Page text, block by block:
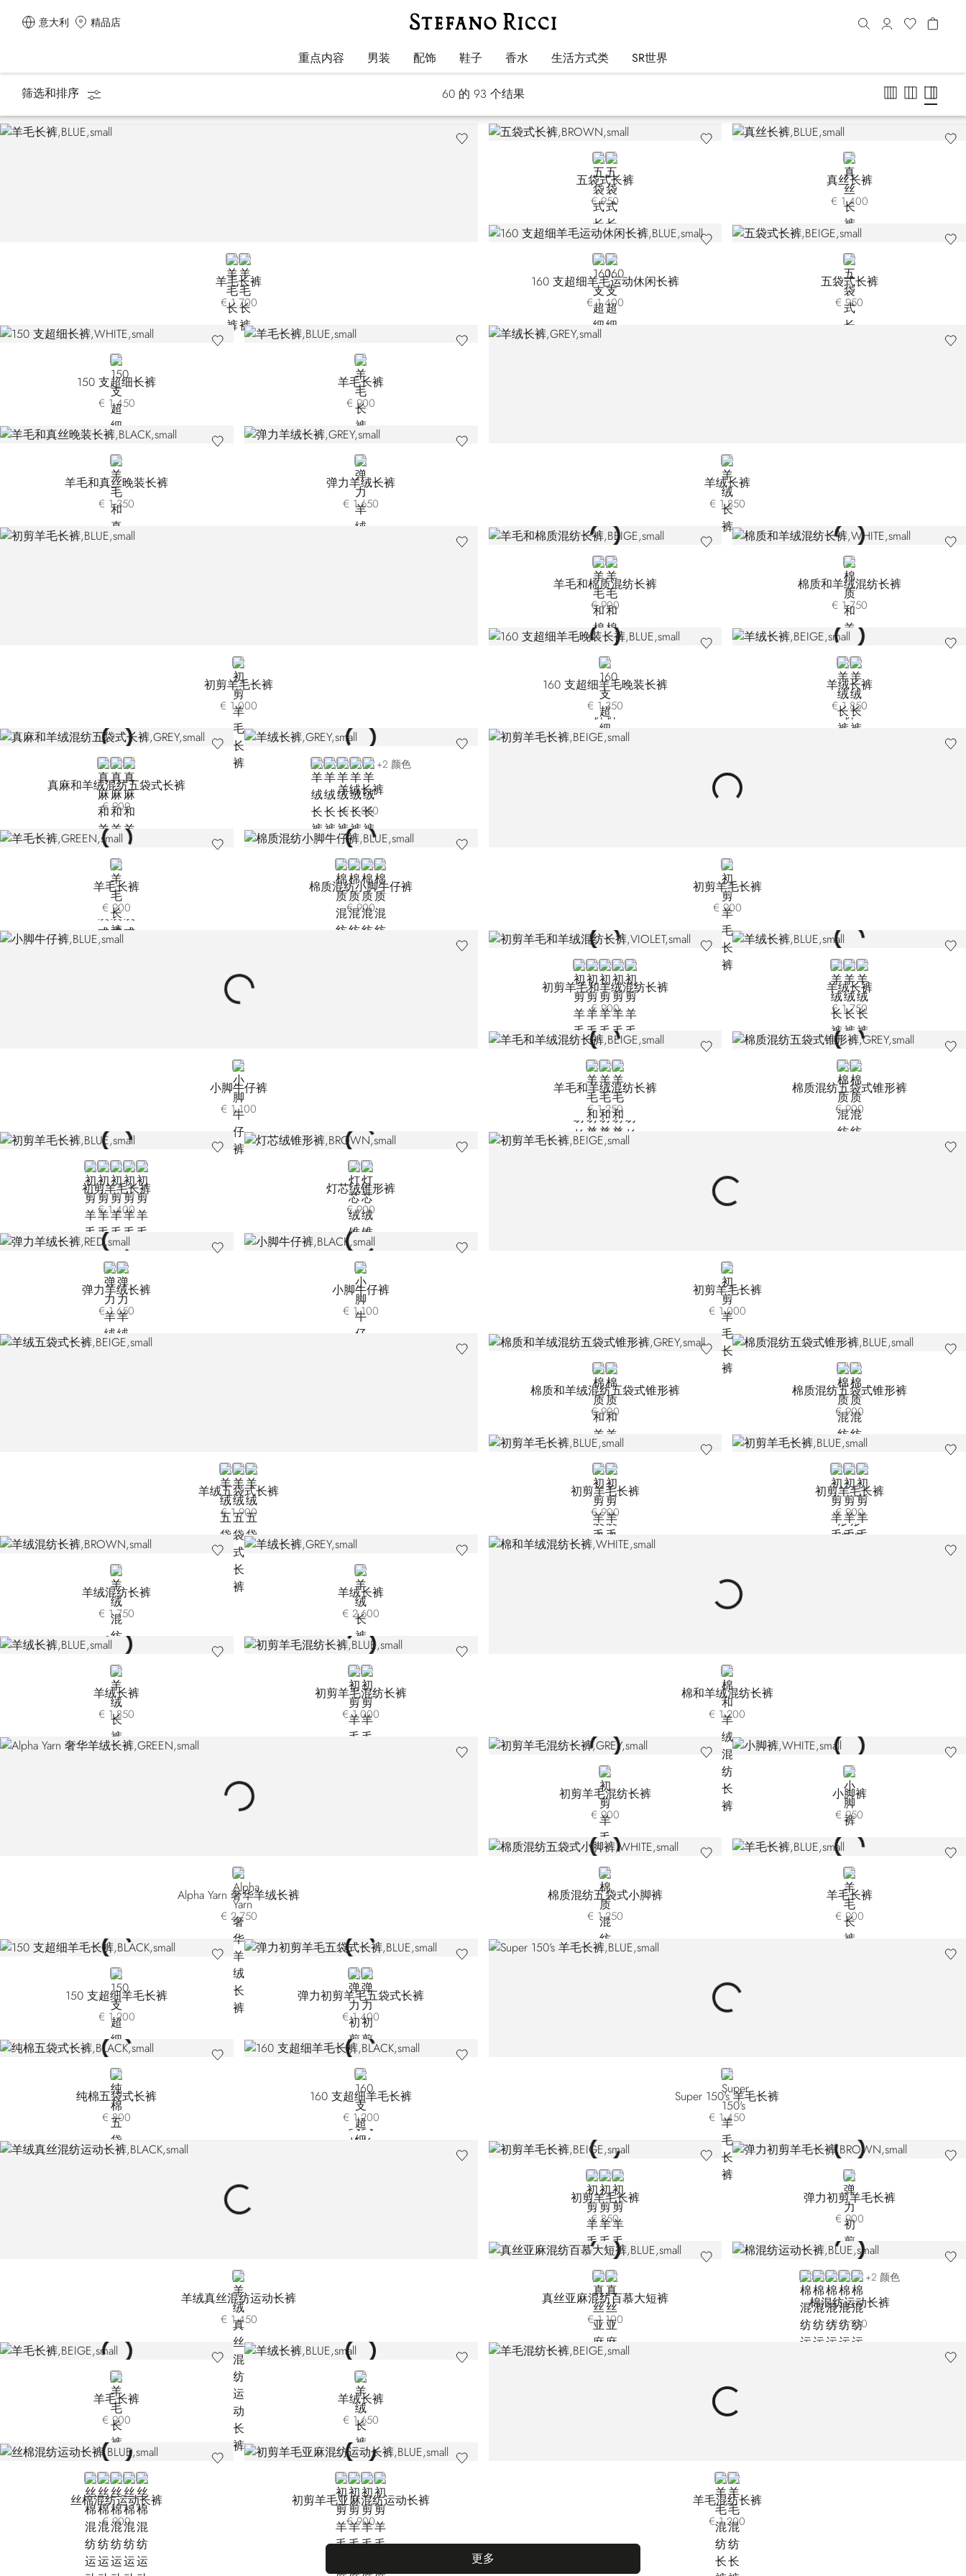
意大利 精品店
重点内容 男装 配饰 鞋子 香水 生活方式类 SR世界
主页 男装
裤子
筛选和排序 60 的 93 个结果
BLUE
GREY
羊毛长裤
€ 1.700
BROWN
BLACK
五袋式长裤
€ 950
BLUE
真丝长裤
€ 1.400
BLUEBLACK
160 支超细羊毛运动休闲长裤
€ 1.400
BEIGE
五袋式长裤
€ 950
WHITE
150 支超细长裤
€ 1.450
BLUE
羊毛长裤
€ 900
GREY
羊绒长裤
€ 1.850
BLACK
羊毛和真丝晚装长裤
€ 1.350
GREY
弹力羊绒长裤
€ 1.650
BLUE
初剪羊毛长裤
€ 1.000
BEIGE
BLUE
羊毛和棉质混纺长裤
€ 900
WHITE
棉质和羊绒混纺长裤
€ 1.750
BLUE
160 支超细羊毛晚装长裤
€ 1.350
BEIGE
BLUE
羊绒长裤
€ 1.850
GREY TMRLY-G021
GREY TMRLY-G028
WHITE
真麻和羊绒混纺五袋式长裤
€ 900
GREYBROWN
BLUEBLACK
BEIGE T006HC-6023
+2 颜色
羊绒长裤
€ 1.850
BEIGE
初剪羊毛长裤
€ 900
GREEN
羊毛长裤
€ 900
BLUEGREYBEIGEBLACK
棉质混纺小脚牛仔裤
€ 900
BLUE
小脚牛仔裤
€ 1.100
VIOLET
BLUE WC001T-5003
BLUE WC001T-5011
BLUE WC001T-503U
BROWN WC001T-819U
初剪羊毛和羊绒混纺长裤
€ 900
BLUEGREENBLACK C0003T-905U
羊绒长裤
€ 1.750
BEIGE
GREY
BLUE
羊毛和羊绒混纺长裤
€ 1.250
GREYBLACK
棉质混纺五袋式锥形裤
€ 900
BLUEGREY T6054-G021
GREY T6054-G028
BROWN
BLACK
初剪羊毛长裤
€ 1.400
BROWN
BLACK
灯芯绒锥形裤
€ 900
BEIGE
初剪羊毛长裤
€ 1.000
REDGREEN
弹力羊绒长裤
€ 1.650
BLACK
小脚牛仔裤
€ 1.100
BEIGE
BLACKBLUE T006HC-9171
羊绒五袋式长裤
€ 1.900
GREYWHITE
棉质和羊绒混纺五袋式锥形裤
€ 900
BLUEBEIGE
棉质混纺五袋式锥形裤
€ 900
BLUE W610-022
BEIGE
初剪羊毛长裤
€ 900
BLUEGREY T6054-G021
BLACK
初剪羊毛长裤
€ 900
BROWN
羊绒混纺长裤
€ 1.750
GREY
羊绒长裤
€ 2.600
WHITE
棉和羊绒混纺长裤
€ 1.200
BLUE
羊绒长裤
€ 1.850
BLUE
GREY
初剪羊毛混纺长裤
€ 1.000
GREEN
Alpha Yarn 奢华羊绒长裤
€ 2.750
GREY
初剪羊毛混纺长裤
€ 900
WHITE
小脚裤
€ 950
WHITE
棉质混纺五袋式小脚裤
€ 1.250
BLUE W609-021
羊毛长裤
€ 900
BLACK
150 支超细羊毛长裤
€ 1.200
BLUEBROWN T7750-M044
弹力初剪羊毛五袋式长裤
€ 1.400
BLUE
Super 150's 羊毛长裤
€ 1.450
BLACK
纯棉五袋式长裤
€ 800
BLACK
160 支超细羊毛长裤
€ 1.200
BLACK
羊绒真丝混纺运动长裤
€ 1.450
BEIGE
GREEN
BLUE
初剪羊毛长裤
€ 850
BROWN
弹力初剪羊毛长裤
€ 900
BLUEWHITE
真丝亚麻混纺百慕大短裤
€ 1.100
BLUE TR129P-B010
BLUE TR129P-B049
BEIGE
BLACK
GREEN
+2 颜色
棉混纺运动长裤
€ 1.100
BEIGE
羊毛长裤
€ 900
BLUE
羊绒长裤
€ 1.650
BEIGE
BLUE
羊毛混纺长裤
€ 1.200
BLUE TFANT-B010
BROWN
BLUE TFANT-B049
BLACKWHITE
丝棉混纺运动长裤
€ 900
BLUEGREEN
GREY B127HA-1450
GREY B127HA-145U
初剪羊毛亚麻混纺运动长裤
€ 900
更多